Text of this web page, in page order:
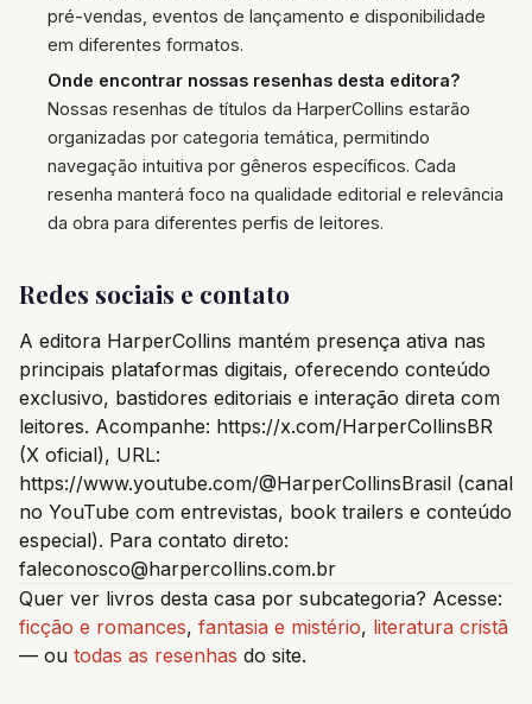
pré-vendas, eventos de lançamento e disponibilidade
em diferentes formatos.
Onde encontrar nossas resenhas desta editora?
Nossas resenhas de títulos da HarperCollins estarão
organizadas por categoria temática, permitindo
navegação intuitiva por gêneros específicos. Cada
resenha manterá foco na qualidade editorial e relevância
da obra para diferentes perfis de leitores.
Redes sociais e contato
A editora HarperCollins mantém presença ativa nas
principais plataformas digitais, oferecendo conteúdo
exclusivo, bastidores editoriais e interação direta com
leitores. Acompanhe: https://x.com/HarperCollinsBR
(X oficial), URL:
https://www.youtube.com/@HarperCollinsBrasil (canal
no YouTube com entrevistas, book trailers e conteúdo
especial). Para contato direto:
faleconosco@harpercollins.com.br
Quer ver livros desta casa por subcategoria? Acesse:
ficção e romances, fantasia e mistério, literatura cristã
— ou todas as resenhas do site.